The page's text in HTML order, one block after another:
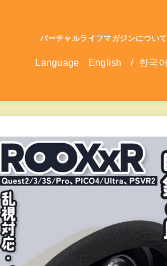
バーチャルライフマガジンについて
Language English / 한국어